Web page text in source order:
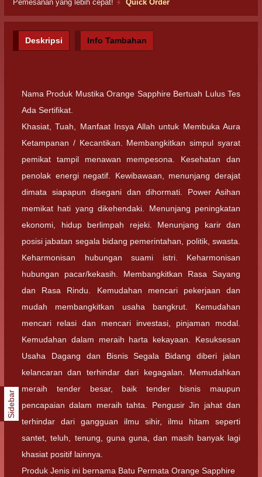
Pemesanan yang lebih cepat! Quick Order
Deskripsi Info Tambahan
Nama Produk Mustika Orange Sapphire Bertuah Lulus Tes
Ada Sertifikat.
Khasiat, Tuah, Manfaat Insya Allah untuk Membuka Aura
Ketampanan / Kecantikan. Membangkitkan simpul syarat
pemikat tampil menawan mempesona. Kesehatan dan
penolak energi negatif. Kewibawaan, menunjang derajat
dimata siapapun disegani dan dihormati. Power Asihan
memikat hati yang dikehendaki. Menunjang peningkatan
ekonomi, hidup berlimpah rejeki. Menunjang karir dan
posisi jabatan segala bidang pemerintahan, politik, swasta.
Keharmonisan hubungan suami istri. Keharmonisan
hubungan pacar/kekasih. Membangkitkan Rasa Sayang
dan Rasa Rindu. Kemudahan mencari pekerjaan dan
mudah membangkitkan usaha bangkrut. Kemudahan
mencari relasi dan mencari investasi, pinjaman modal.
Kemudahan dalam meraih harta kekayaan. Kesuksesan
Usaha Dagang dan Bisnis Segala Bidang diberi jalan
kelancaran dan terhindar dari kegagalan. Memudahkan
meraih tender besar, baik tender bisnis maupun
pencapaian dalam meraih tahta. Pengusir Jin jahat dan
terhindar dari gangguan ilmu sihir, ilmu hitam seperti
santet, teluh, tenung, guna guna, dan masih banyak lagi
khasiat positif lainnya.
Produk Jenis ini bernama Batu Permata Orange Sapphire
Sidebar